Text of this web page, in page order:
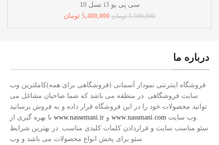
سی پی یو i3 نسل 10
5,500,000 تومان 5,400,000 تومان
درباره ما
فروشگاه اینترنتی نمودار آسمانی (فروشگاهی برای همه)کاملترین وب
سایت فروشگاهی در منطقه می باشد که شما صاحبان مشاغل می
توانید محصولات خود را در این فروشگاه قرار داده و به فروش برسانید
.وب سایت www.nassmani.com و www.nassemani.ir با بهره گیری از
سئو مناسب سایت و قراردادن کلمات کلیدی مناسب در بهترین شرایط
سئو برای پخش انواع محصولات می باشد و وب